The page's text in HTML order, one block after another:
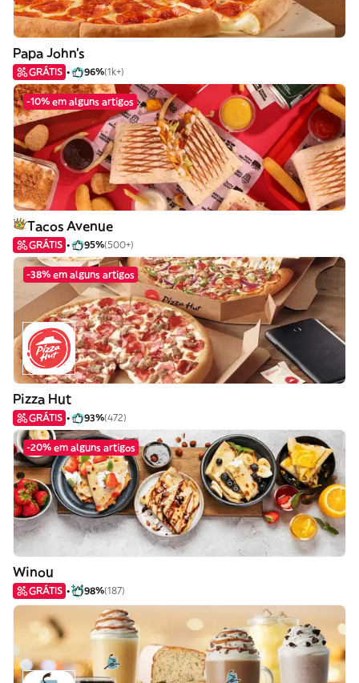
Papa John's
GRÁTIS 96%(1k+)
-10% em alguns artigos
Tacos Avenue
GRÁTIS 95%(500+)
-38% em alguns artigos
Pizza Hut
GRÁTIS 93%(472)
-20% em alguns artigos
Winou
GRÁTIS 98%(187)